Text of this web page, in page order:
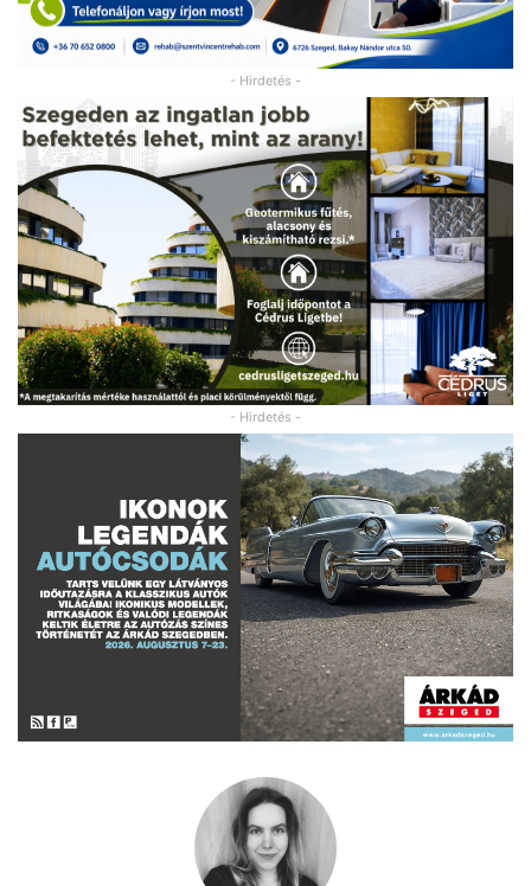
- Hirdetés -
- Hirdetés -